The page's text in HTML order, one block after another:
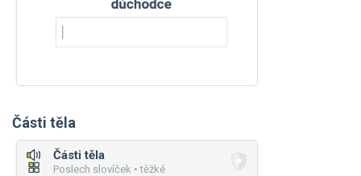
Části těla
Části těla
Poslech slovíček • těžké